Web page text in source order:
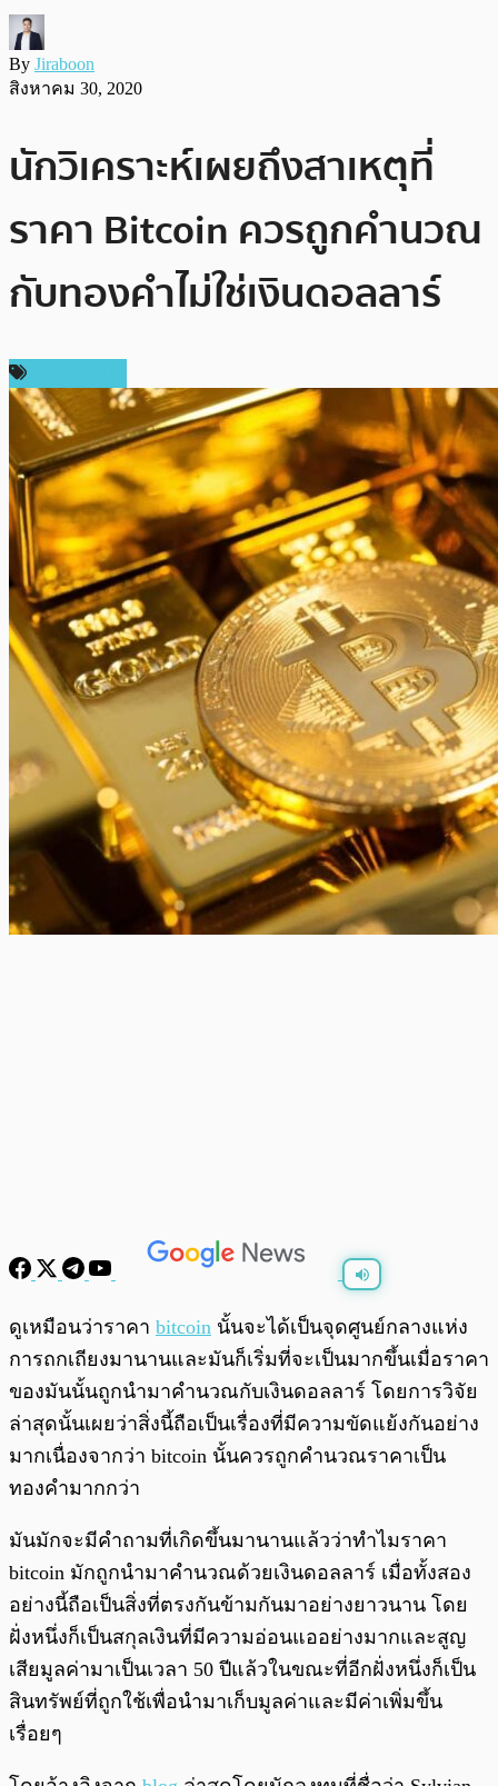
By Jiraboon
สิงหาคม 30, 2020
นักวิเคราะห์เผยถึงสาเหตุที่
ราคา Bitcoin ควรถูกคำนวณ
กับทองคำไม่ใช่เงินดอลลาร์
พร้อมเล่น 0:00
ดูเหมือนว่าราคา bitcoin นั้นจะได้เป็นจุดศูนย์กลางแห่ง
การถกเถียงมานานและมันก็เริ่มที่จะเป็นมากขึ้นเมื่อราคา
ของมันนั้นถูกนำมาคำนวณกับเงินดอลลาร์ โดยการวิจัย
ล่าสุดนั้นเผยว่าสิ่งนี้ถือเป็นเรื่องที่มีความขัดแย้งกันอย่าง
มากเนื่องจากว่า bitcoin นั้นควรถูกคำนวณราคาเป็น
ทองคำมากกว่า
มันมักจะมีคำถามที่เกิดขึ้นมานานแล้วว่าทำไมราคา
bitcoin มักถูกนำมาคำนวณด้วยเงินดอลลาร์ เมื่อทั้งสอง
อย่างนี้ถือเป็นสิ่งที่ตรงกันข้ามกันมาอย่างยาวนาน โดย
ฝั่งหนึ่งก็เป็นสกุลเงินที่มีความอ่อนแออย่างมากและสูญ
เสียมูลค่ามาเป็นเวลา 50 ปีแล้วในขณะที่อีกฝั่งหนึ่งก็เป็น
สินทรัพย์ที่ถูกใช้เพื่อนำมาเก็บมูลค่าและมีค่าเพิ่มขึ้น
เรื่อยๆ